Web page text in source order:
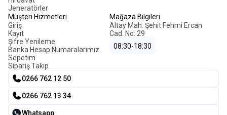
Jeneratörler
Müşteri Hizmetleri
Giriş
Kayıt
Şifre Yenileme
Banka Hesap Numaralarımız
Sepetim
Sipariş Takip
Mağaza Bilgileri
Altay Mah. Şehit Fehmi Ercan
Cad. No: 29
08:30-18:30
0266 762 12 50
0266 762 13 34
Whatsapp